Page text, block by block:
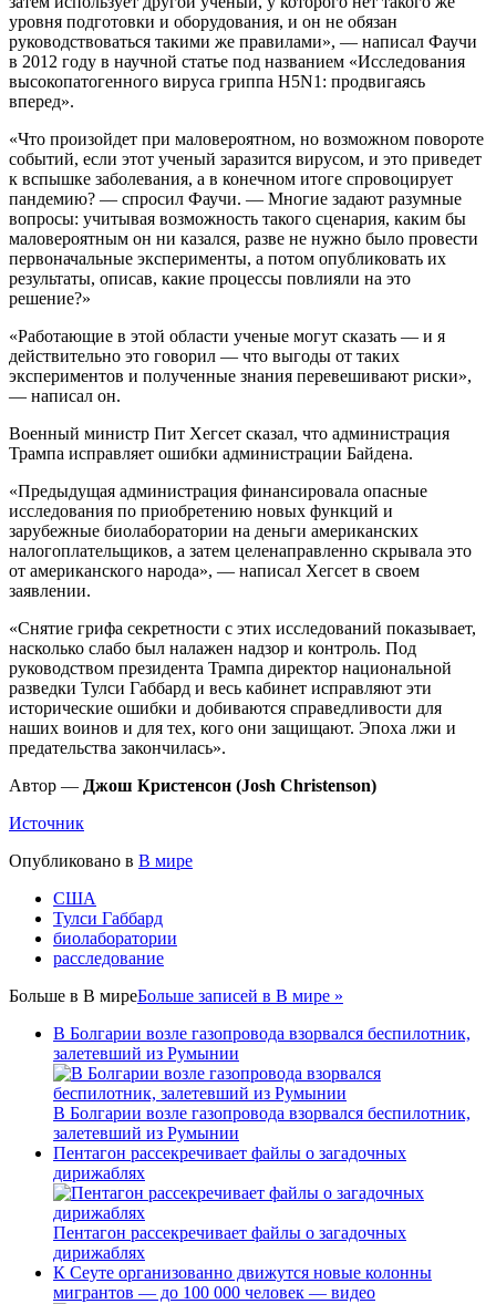
уровня подготовки и оборудования, и он не обязан
руководствоваться такими же правилами», — написал Фаучи
в 2012 году в научной статье под названием «Исследования
высокопатогенного вируса гриппа H5N1: продвигаясь
вперед».
«Что произойдет при маловероятном, но возможном повороте
событий, если этот ученый заразится вирусом, и это приведет
к вспышке заболевания, а в конечном итоге спровоцирует
пандемию? — спросил Фаучи. — Многие задают разумные
вопросы: учитывая возможность такого сценария, каким бы
маловероятным он ни казался, разве не нужно было провести
первоначальные эксперименты, а потом опубликовать их
результаты, описав, какие процессы повлияли на это
решение?»
«Работающие в этой области ученые могут сказать — и я
действительно это говорил — что выгоды от таких
экспериментов и полученные знания перевешивают риски»,
— написал он.
Военный министр Пит Хегсет сказал, что администрация
Трампа исправляет ошибки администрации Байдена.
«Предыдущая администрация финансировала опасные
исследования по приобретению новых функций и
зарубежные биолаборатории на деньги американских
налогоплательщиков, а затем целенаправленно скрывала это
от американского народа», — написал Хегсет в своем
заявлении.
«Снятие грифа секретности с этих исследований показывает,
насколько слабо был налажен надзор и контроль. Под
руководством президента Трампа директор национальной
разведки Тулси Габбард и весь кабинет исправляют эти
исторические ошибки и добиваются справедливости для
наших воинов и для тех, кого они защищают. Эпоха лжи и
предательства закончилась».
Автор — Джош Кристенсон (Josh Christenson)
Источник
Опубликовано в В мире
США
Тулси Габбард
биолаборатории
расследование
Больше в В миреБольше записей в В мире »
В Болгарии возле газопровода взорвался беспилотник,
залетевший из Румынии
В Болгарии возле газопровода взорвался беспилотник,
залетевший из Румынии
Пентагон рассекречивает файлы о загадочных
дирижаблях
Пентагон рассекречивает файлы о загадочных
дирижаблях
К Сеуте организованно движутся новые колонны
мигрантов — до 100 000 человек — видео